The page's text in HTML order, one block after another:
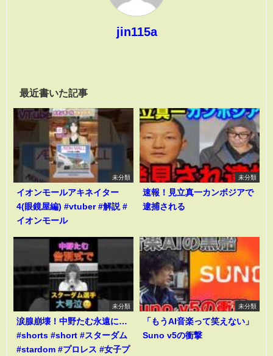
jin115a
最近書いた記事
未分類
イオンモールアキネイター
4(眼鏡屋編) #vtuber #解説 #
イオンモール
未分類
速報！見立真一カンボジアで
逮捕される
未分類
涙腺崩壊！中野たむ永遠に…
#shorts #short #スターダム
#stardom #プロレス #女子プ
未分類
「もうAI音楽って笑えない」
Suno v5の衝撃